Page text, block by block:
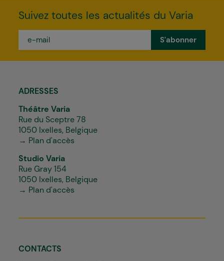
Suivez toutes les actualités du Varia
mail
ADRESSES
Théâtre Varia
Rue du Sceptre 78
1050 Ixelles, Belgique
→ Plan d'accès
Studio Varia
Rue Gray 154
1050 Ixelles, Belgique
→ Plan d'accès
CONTACTS